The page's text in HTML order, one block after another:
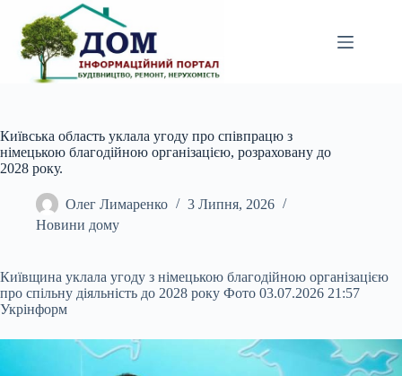
вмісту
Київська область уклала угоду про співпрацю з
німецькою благодійною організацією, розраховану до
2028 року.
Олег Лимаренко
3 Липня, 2026
Новини дому
Київщина уклала угоду з німецькою благодійною організацією
про спільну діяльність до 2028 року Фото 03.07.2026 21:57
Укрінформ